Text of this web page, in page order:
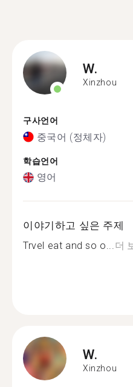
W.
Xinzhou
구사언어
중국어 (정체자)
학습언어
영어
이야기하고 싶은 주제
Trvel eat and so o...더
W.
Xinzhou